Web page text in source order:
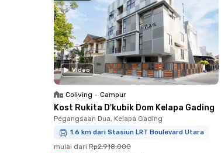
Video
Coliving • Campur
Kost Rukita D'kubik Dom Kelapa Gading
Pegangsaan Dua, Kelapa Gading
1.6 km dari Stasiun LRT Boulevard Utara
mulai dari Rp2.918.000